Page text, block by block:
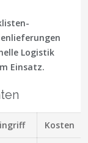
Logistik
Einsatz.
Kosten